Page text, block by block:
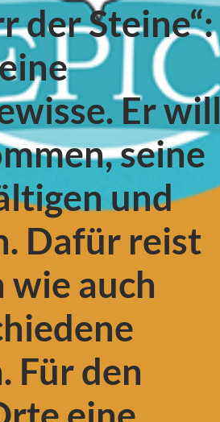
der Steine“:
Er will
seine
und
Dafür reist
wie auch
Für den